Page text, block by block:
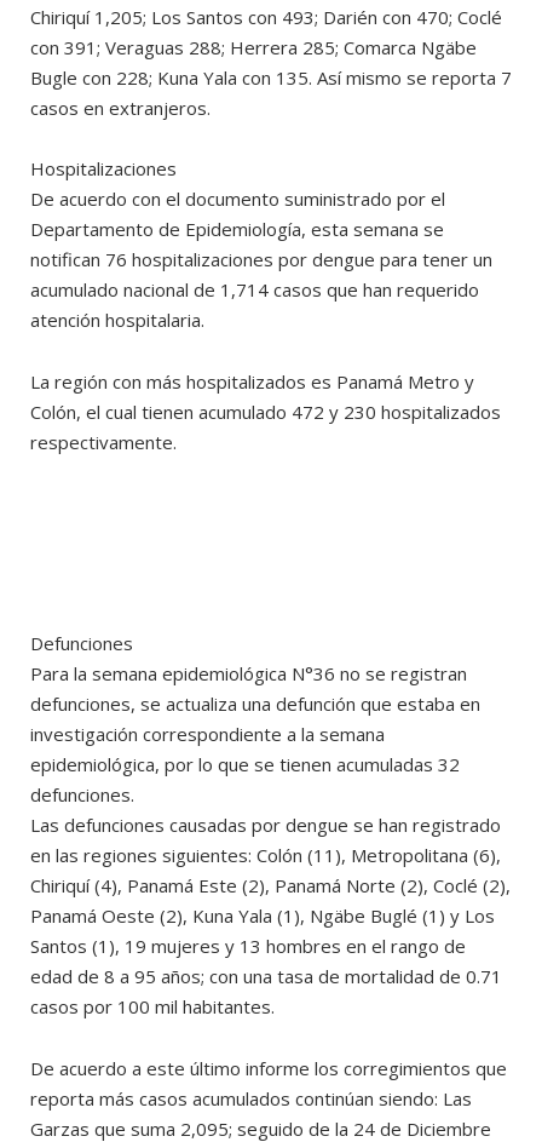
Chiriquí 1,205; Los Santos con 493; Darién con 470; Coclé
con 391; Veraguas 288; Herrera 285; Comarca Ngäbe
Bugle con 228; Kuna Yala con 135. Así mismo se reporta 7
casos en extranjeros.
Hospitalizaciones
De acuerdo con el documento suministrado por el
Departamento de Epidemiología, esta semana se
notifican 76 hospitalizaciones por dengue para tener un
acumulado nacional de 1,714 casos que han requerido
atención hospitalaria.
La región con más hospitalizados es Panamá Metro y
Colón, el cual tienen acumulado 472 y 230 hospitalizados
respectivamente.
Defunciones
Para la semana epidemiológica N°36 no se registran
defunciones, se actualiza una defunción que estaba en
investigación correspondiente a la semana
epidemiológica, por lo que se tienen acumuladas 32
defunciones.
Las defunciones causadas por dengue se han registrado
en las regiones siguientes: Colón (11), Metropolitana (6),
Chiriquí (4), Panamá Este (2), Panamá Norte (2), Coclé (2),
Panamá Oeste (2), Kuna Yala (1), Ngäbe Buglé (1) y Los
Santos (1), 19 mujeres y 13 hombres en el rango de
edad de 8 a 95 años; con una tasa de mortalidad de 0.71
casos por 100 mil habitantes.
De acuerdo a este último informe los corregimientos que
reporta más casos acumulados continúan siendo: Las
Garzas que suma 2,095; seguido de la 24 de Diciembre